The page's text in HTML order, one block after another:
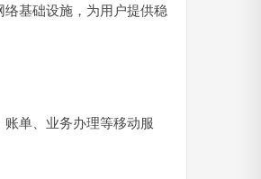
基础设施，为用户提供稳
单、业务办理等移动服